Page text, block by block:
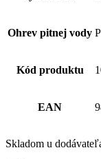
Ohrev pitnej vody
Kód produktu
EAN
Skladom u